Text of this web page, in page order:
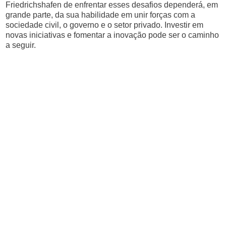
Friedrichshafen de enfrentar esses desafios dependerá, em
grande parte, da sua habilidade em unir forças com a
sociedade civil, o governo e o setor privado. Investir em
novas iniciativas e fomentar a inovação pode ser o caminho
a seguir.